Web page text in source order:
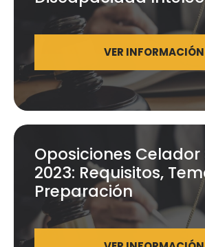
VER INFORMACIÓN
Oposiciones Celador
2023: Requisitos,
Preparación